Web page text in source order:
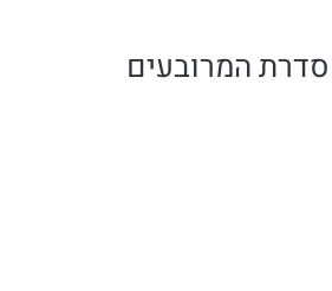
סדרת המרובעים